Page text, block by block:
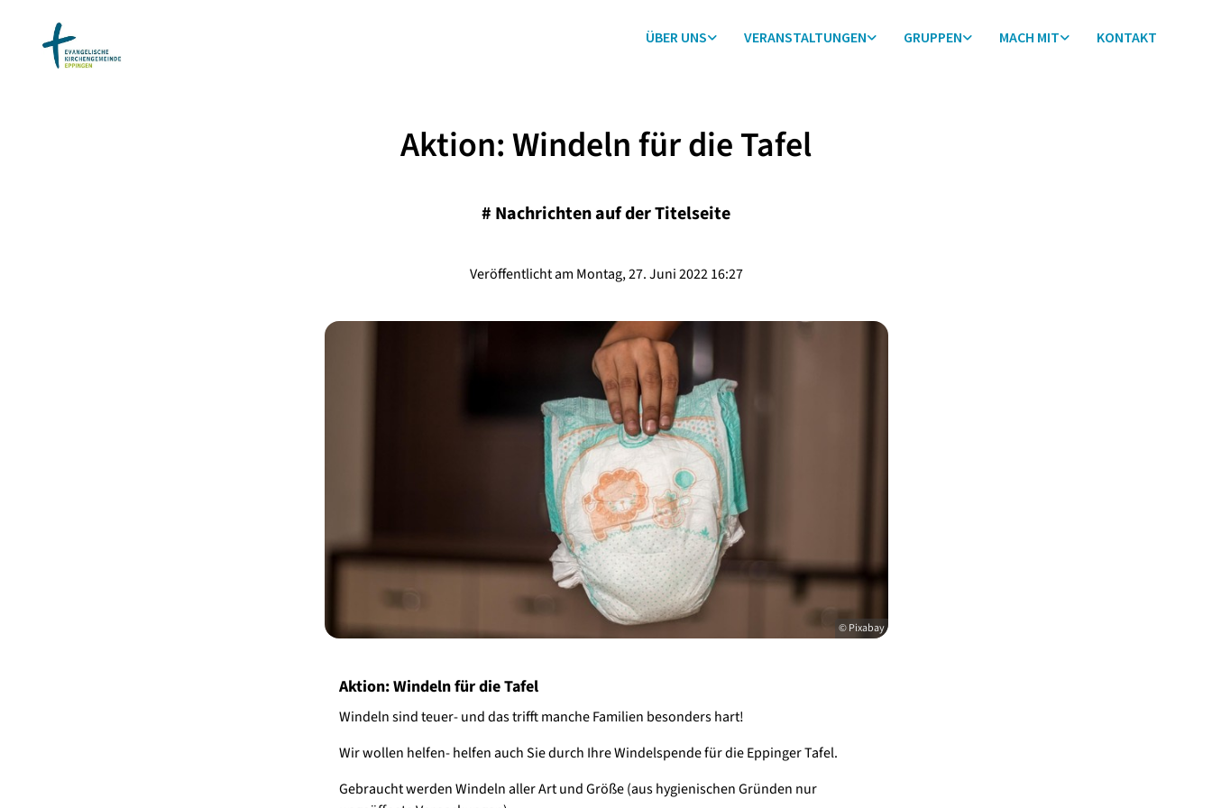
ÜBER UNS VERANSTALTUNGEN GRUPPEN MACH MIT KONTAKT
Aktion: Windeln für die Tafel
# Nachrichten auf der Titelseite
Veröffentlicht am Montag, 27. Juni 2022 16:27
© Pixabay
Aktion: Windeln für die Tafel
Windeln sind teuer- und das trifft manche Familien besonders hart!
Wir wollen helfen- helfen auch Sie durch Ihre Windelspende für die Eppinger Tafel.
Gebraucht werden Windeln aller Art und Größe (aus hygienischen Gründen nur